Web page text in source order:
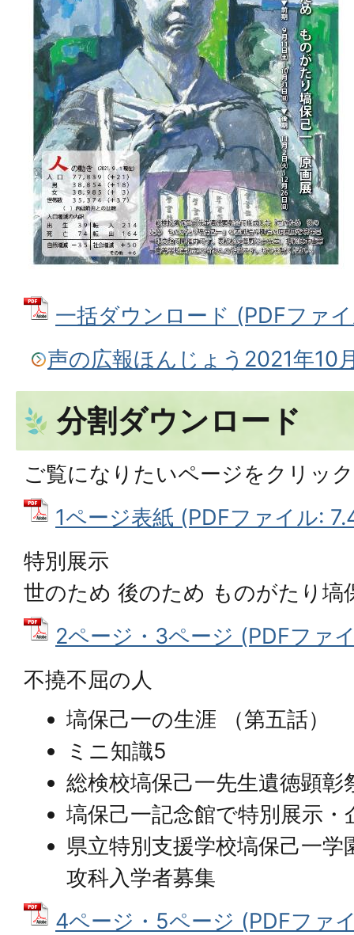
一括ダウンロード (PDFファ
声の広報ほんじょう2021年10
分割ダウンロード
ご覧になりたいページをクリッ
1ページ表紙 (PDFファイル:
特別展示
世のため 後のため ものがたり塙
2ページ・3ページ (PDFファ
不撓不屈の人
塙保己一の生涯 （第五話）
ミニ知識5
総検校塙保己一先生遺徳顕彰
塙保己一記念館で特別展示・
県立特別支援学校塙保己一学
攻科入学者募集
4ページ・5ページ (PDFファ